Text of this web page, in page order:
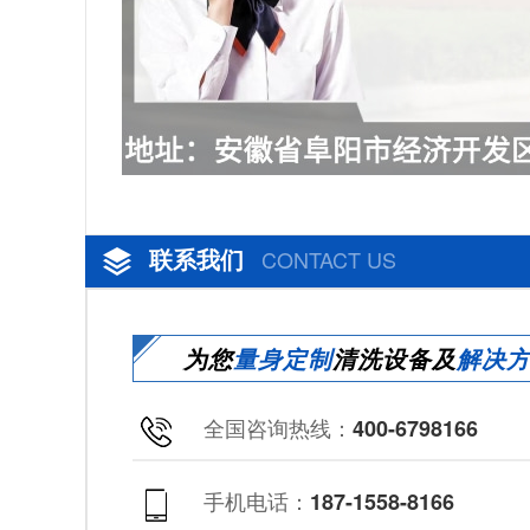
联系我们 CONTACT US
为您量身定制清洗设备及解决
全国咨询热线： 400-6798166
手机电话： 187-1558-8166